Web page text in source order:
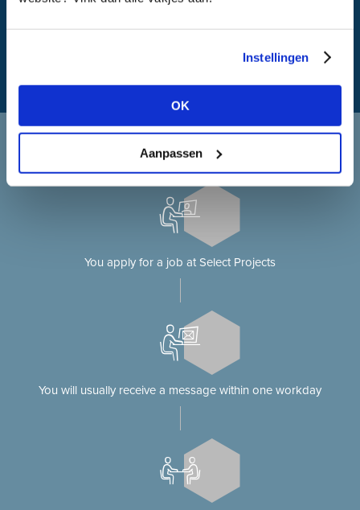
Instellingen
OK
Aanpassen
What is my travel time?
Applying at Select Projects
Applying for a job on our website?
You apply for a job at Select Projects
You will usually receive a message within one workday